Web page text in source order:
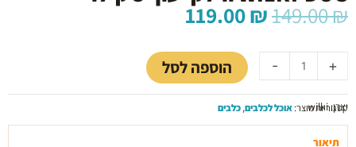
149.00₪ המחיר
המקורי
היה:
149.00 ₪.
119.00₪ המחיר
הוא:
119.00 ₪. -
של
WILKY
ווילקי
עוף
+ הוספה לסל
יצרן: wilki
קטגוריות מוצר:אוכל לכלבים,כלבים
תיאור